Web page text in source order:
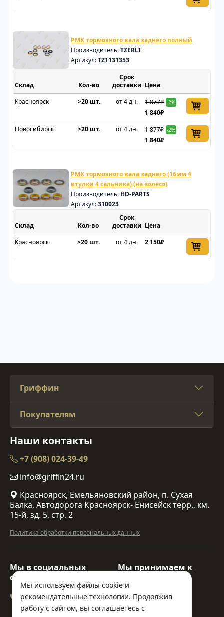
РМК тормозного вала заднего полный
Производитель:TZERLI
Артикул:TZ1131353
Склад
Срок
доставки Цена
Красноярск
>20 шт. от 4 дн. 1 877₽ -2%
1 840₽
Новосибирск
>20 шт. от 4 дн. 1 877₽ -2%
1 840₽
РМК тормозного вала заднего (16мм 4
втулки 4 сальника) (на колесо)
Производитель: HD-PARTS
Артикул:310023
Склад
Срок
доставки Цена
Красноярск
>20 шт. от 4 дн. 2 150₽
Мы используем файлы cookie и
рекомендательные технологии. Продолжив
работу с сайтом, вы соглашаетесь с
Гриффин
Покупателям
Наши контакты
+7 (908) 024-39-49
info@griffin24.ru
Красноярск, Емельяновский район, п. Сухая
Балка, Автодорога Красноярск- Енисейск терр., км.
15-й, зд. 5, стр. 2
Политика обработки персональных данных
Мы в социальных
сетях:
Мы принимаем к